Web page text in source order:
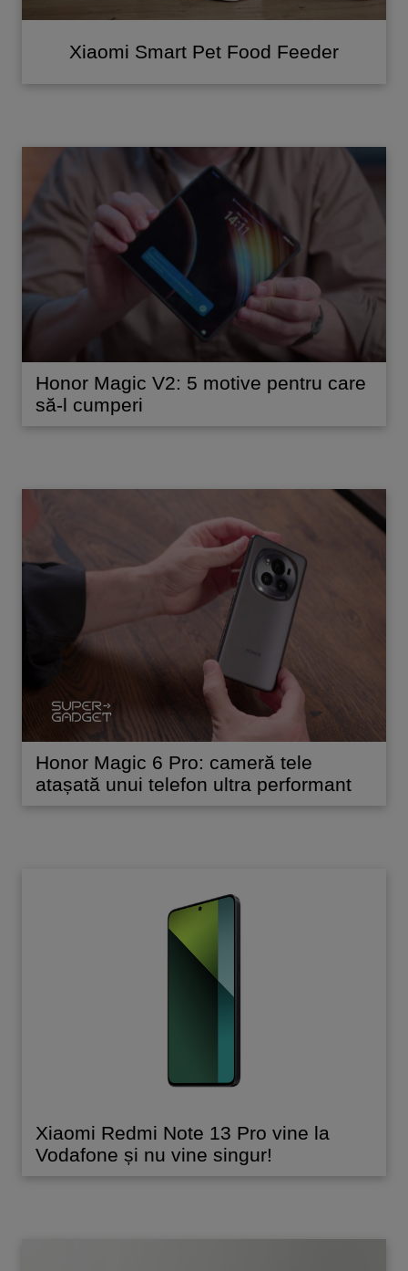
Xiaomi Smart Pet Food Feeder
Honor Magic V2: 5 motive pentru care
să-l cumperi
Honor Magic 6 Pro: cameră tele
atașată unui telefon ultra performant
Xiaomi Redmi Note 13 Pro vine la
Vodafone și nu vine singur!